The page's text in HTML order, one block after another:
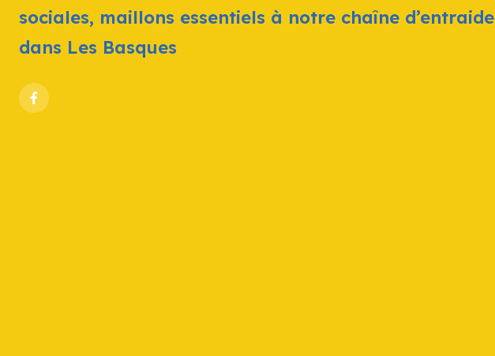
sociales, maillons essentiels à notre chaîne d’entraide
dans Les Basques